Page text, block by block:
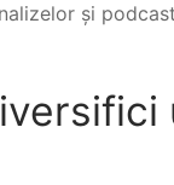
și